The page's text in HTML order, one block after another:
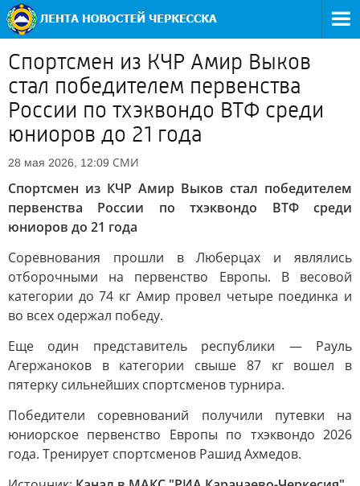
Спортсмен из КЧР Амир Выков
стал победителем первенства
России по тхэквондо ВТФ среди
юниоров до 21 года
28 мая 2026, 12:09 СМИ
Спортсмен из КЧР Амир Выков стал победителем
первенства России по тхэквондо ВТФ среди
юниоров до 21 года
Соревнования прошли в Люберцах и являлись
отборочными на первенство Европы. В весовой
категории до 74 кг Амир провел четыре поединка и
во всех одержал победу.
Еще один представитель республики — Рауль
Агержаноков в категории свыше 87 кг вошел в
пятерку сильнейших спортсменов турнира.
Победители соревнований получили путевки на
юниорское первенство Европы по тхэквондо 2026
года. Тренирует спортсменов Рашид Ахмедов.